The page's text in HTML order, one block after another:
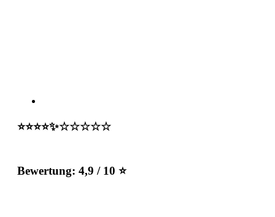
⭐️⭐️⭐️⭐️✨☆☆☆☆☆
Bewertung: 4,9 / 10 ⭐